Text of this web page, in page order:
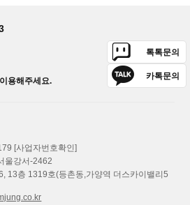
용해주세요.
톡톡문의
카톡문의
[사업자번호확인]
울강서-2462
13층 1319호(등촌동,가양역 더스카이밸리5